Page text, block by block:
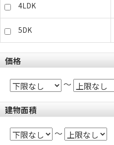
4LDK
5DK
価格
～
建物面積
～